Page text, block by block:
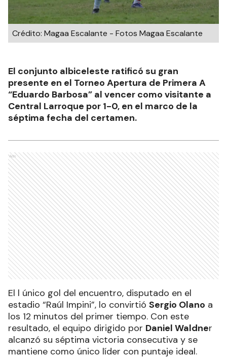
Crédito: Magaa Escalante - Fotos Magaa Escalante
El conjunto albiceleste ratificó su gran
presente en el Torneo Apertura de Primera A
“Eduardo Barbosa” al vencer como visitante a
Central Larroque por 1-0, en el marco de la
séptima fecha del certamen.
Ads
El l único gol del encuentro, disputado en el
estadio “Raúl Impini”, lo convirtió Sergio Olano a
los 12 minutos del primer tiempo. Con este
resultado, el equipo dirigido por Daniel Waldner
alcanzó su séptima victoria consecutiva y se
mantiene como único líder con puntaje ideal.